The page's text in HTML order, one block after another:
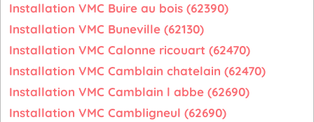
Installation VMC Buire au bois (62390)
Installation VMC Buneville (62130)
Installation VMC Calonne ricouart (62470)
Installation VMC Camblain chatelain (62470)
Installation VMC Camblain l abbe (62690)
Installation VMC Cambligneul (62690)